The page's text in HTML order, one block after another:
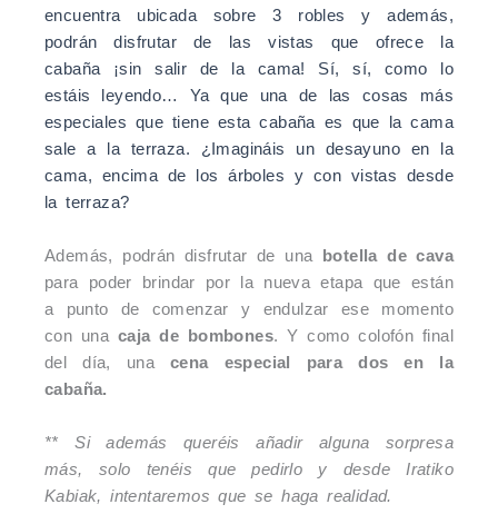
encuentra ubicada sobre 3 robles y además,
podrán disfrutar de las vistas que ofrece la
cabaña ¡sin salir de la cama! Sí, sí, como lo
estáis leyendo… Ya que una de las cosas más
especiales que tiene esta cabaña es que la cama
sale a la terraza. ¿Imagináis un desayuno en la
cama, encima de los árboles y con vistas desde
la terraza?
Además, podrán disfrutar de una
botella de cava
para poder brindar por la nueva etapa que están
a punto de comenzar y endulzar ese momento
con una caja de bombones. Y como colofón final
del día, una cena especial para dos en la
cabaña.
** Si además queréis añadir alguna sorpresa
más, solo tenéis que pedirlo y desde Iratiko
Kabiak, intentaremos que se haga realidad.